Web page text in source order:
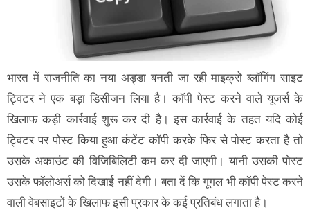
भारत में राजनीति का नया अड्डा बनती जा रही माइक्रो ब्लॉगिंग साइट
ट्विटर ने एक बड़ा डिसीजन लिया है। कॉपी पेस्ट करने वाले यूजर्स के
खिलाफ कड़ी कार्रवाई शुरू कर दी है। इस कार्रवाई के तहत यदि कोई
ट्विटर पर पोस्ट किया हुआ कंटेंट कॉपी करके फिर से पोस्ट करता है तो
उसके अकाउंट की विजिबिलिटी कम कर दी जाएगी। यानी उसकी पोस्ट
उसके फॉलोअर्स को दिखाई नहीं देगी। बता दें कि गूगल भी कॉपी पेस्ट करने
वाली वेबसाइटों के खिलाफ इसी प्रकार के कई प्रतिबंध लगाता है।